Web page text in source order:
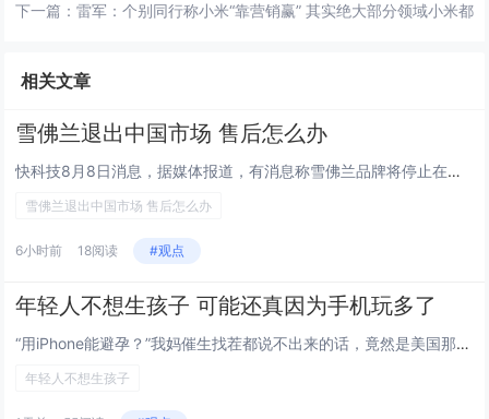
下一篇：雷军：个别同行称小米“靠营销赢” 其实绝大部分领域小米都
相关文章
雪佛兰退出中国市场 售后怎么办
快科技8月8日消息，据媒体报道，有消息称雪佛兰品牌将停止在华销售业务，并退出中国市场。对此，通用汽车方面回应称，上汽通用...
雪佛兰退出中国市场 售后怎么办
6小时前 18阅读 #观点
年轻人不想生孩子 可能还真因为手机玩多了
“用iPhone能避孕？”我妈催生找茬都说不出来的话，竟然是美国那边正儿八经研究出来的学术论文。今年 6月，美国国家经济...
年轻人不想生孩子